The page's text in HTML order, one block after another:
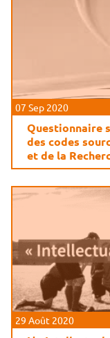
07 Sep 2020
Questionnaire
des codes
et de la
29 Août 2020